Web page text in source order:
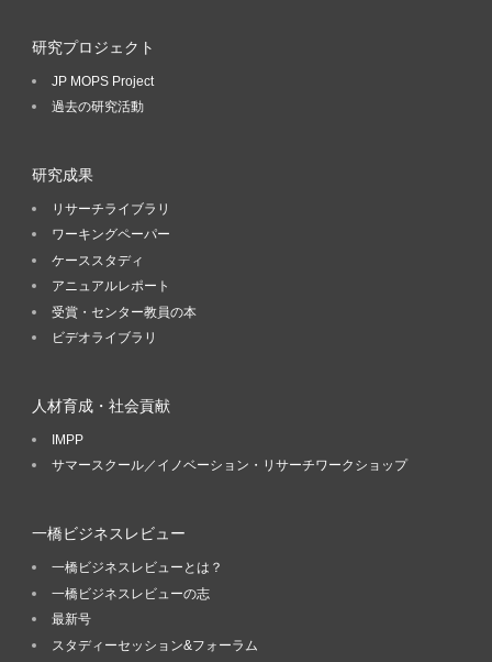
研究プロジェクト
JP MOPS Project
過去の研究活動
研究成果
リサーチライブラリ
ワーキングペーパー
ケーススタディ
アニュアルレポート
受賞・センター教員の本
ビデオライブラリ
人材育成・社会貢献
IMPP
サマースクール／イノベーション・リサーチワークショップ
一橋ビジネスレビュー
一橋ビジネスレビューとは？
一橋ビジネスレビューの志
最新号
スタディーセッション&フォーラム